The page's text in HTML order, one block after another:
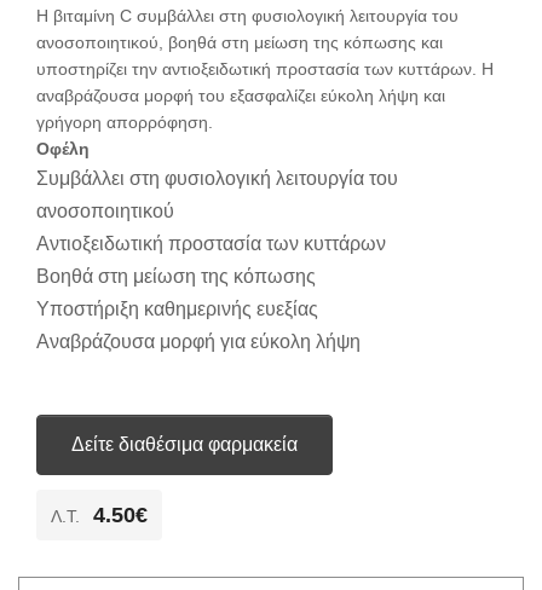
Η βιταμίνη C συμβάλλει στη φυσιολογική λειτουργία του
ανοσοποιητικού, βοηθά στη μείωση της κόπωσης και
υποστηρίζει την αντιοξειδωτική προστασία των κυττάρων. Η
αναβράζουσα μορφή του εξασφαλίζει εύκολη λήψη και
γρήγορη απορρόφηση.
Οφέλη
Συμβάλλει στη φυσιολογική λειτουργία του
ανοσοποιητικού
Αντιοξειδωτική προστασία των κυττάρων
Βοηθά στη μείωση της κόπωσης
Υποστήριξη καθημερινής ευεξίας
Αναβράζουσα μορφή για εύκολη λήψη
Δείτε διαθέσιμα φαρμακεία
Λ.T. 4.50€